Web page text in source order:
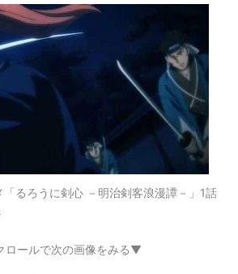
「るろうに剣心 －明治剣客浪漫譚－」1話
ロールで次の画像をみる▼